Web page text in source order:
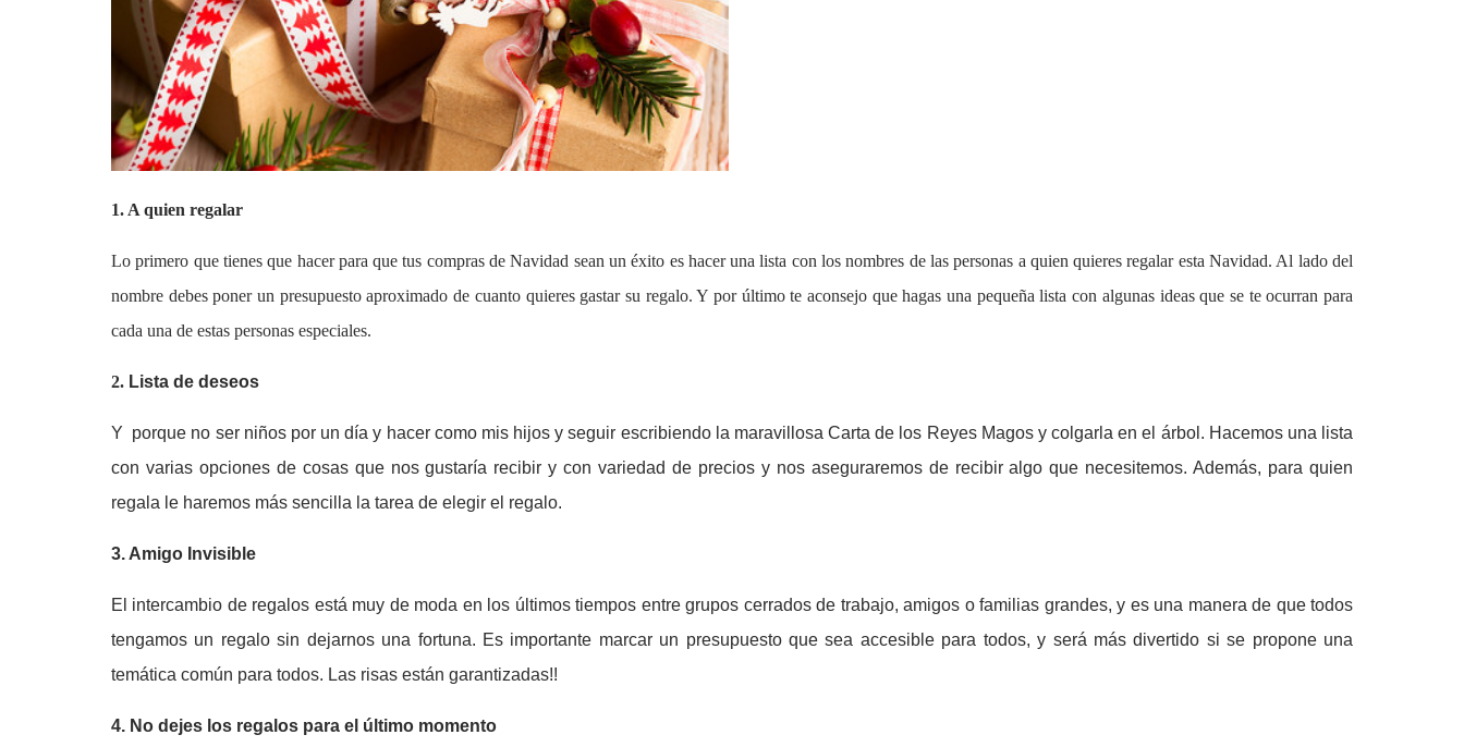
1. A quien regalar
Lo primero que tienes que hacer para que tus compras de Navidad sean un éxito es hacer una lista con los nombres de las personas a quien quieres regalar esta Navidad. Al lado del
nombre debes poner un presupuesto aproximado de cuanto quieres gastar su regalo. Y por último te aconsejo que hagas una pequeña lista con algunas ideas que se te ocurran para
cada una de estas personas especiales.
2. Lista de deseos
Y porque no ser niños por un día y hacer como mis hijos y seguir escribiendo la maravillosa Carta de los Reyes Magos y colgarla en el árbol. Hacemos una lista
con varias opciones de cosas que nos gustaría recibir y con variedad de precios y nos aseguraremos de recibir algo que necesitemos. Además, para quien
regala le haremos más sencilla la tarea de elegir el regalo.
3. Amigo Invisible
El intercambio de regalos está muy de moda en los últimos tiempos entre grupos cerrados de trabajo, amigos o familias grandes, y es una manera de que todos
tengamos un regalo sin dejarnos una fortuna. Es importante marcar un presupuesto que sea accesible para todos, y será más divertido si se propone una
temática común para todos. Las risas están garantizadas!!
4. No dejes los regalos para el último momento